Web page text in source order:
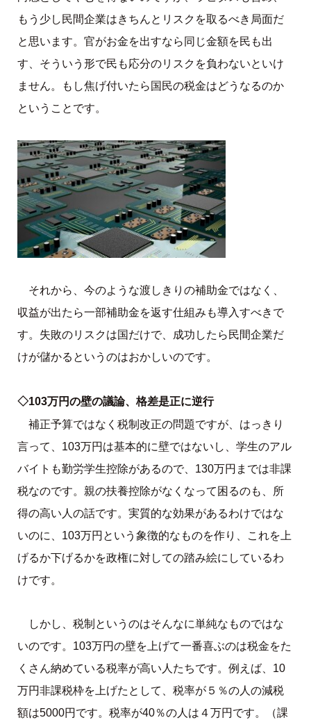
もう少し民間企業はきちんとリスクを取るべき局面だ
と思います。官がお金を出すなら同じ金額を民も出
す、そういう形で民も応分のリスクを負わないといけ
ません。もし焦げ付いたら国民の税金はどうなるのか
ということです。
それから、今のような渡しきりの補助金ではなく、
収益が出たら一部補助金を返す仕組みも導入すべきで
す。失敗のリスクは国だけで、成功したら民間企業だ
けが儲かるというのはおかしいのです。
◇103万円の壁の議論、格差是正に逆行
補正予算ではなく税制改正の問題ですが、はっきり
言って、103万円は基本的に壁ではないし、学生のアル
バイトも勤労学生控除があるので、130万円までは非課
税なのです。親の扶養控除がなくなって困るのも、所
得の高い人の話です。実質的な効果があるわけではな
いのに、103万円という象徴的なものを作り、これを上
げるか下げるかを政権に対しての踏み絵にしているわ
けです。
しかし、税制というのはそんなに単純なものではな
いのです。103万円の壁を上げて一番喜ぶのは税金をた
くさん納めている税率が高い人たちです。例えば、10
万円非課税枠を上げたとして、税率が５％の人の減税
額は5000円です。税率が40％の人は４万円です。（課